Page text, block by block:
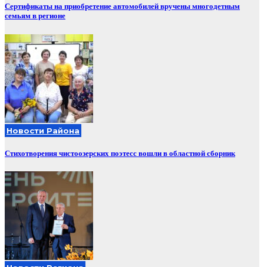
Сертификаты на приобретение автомобилей вручены многодетным
семьям в регионе
Новости Района
Стихотворения чистоозерских поэтесс вошли в областной сборник